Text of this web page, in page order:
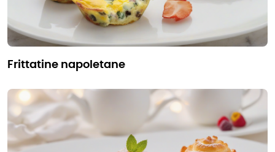
frittatine napoletane